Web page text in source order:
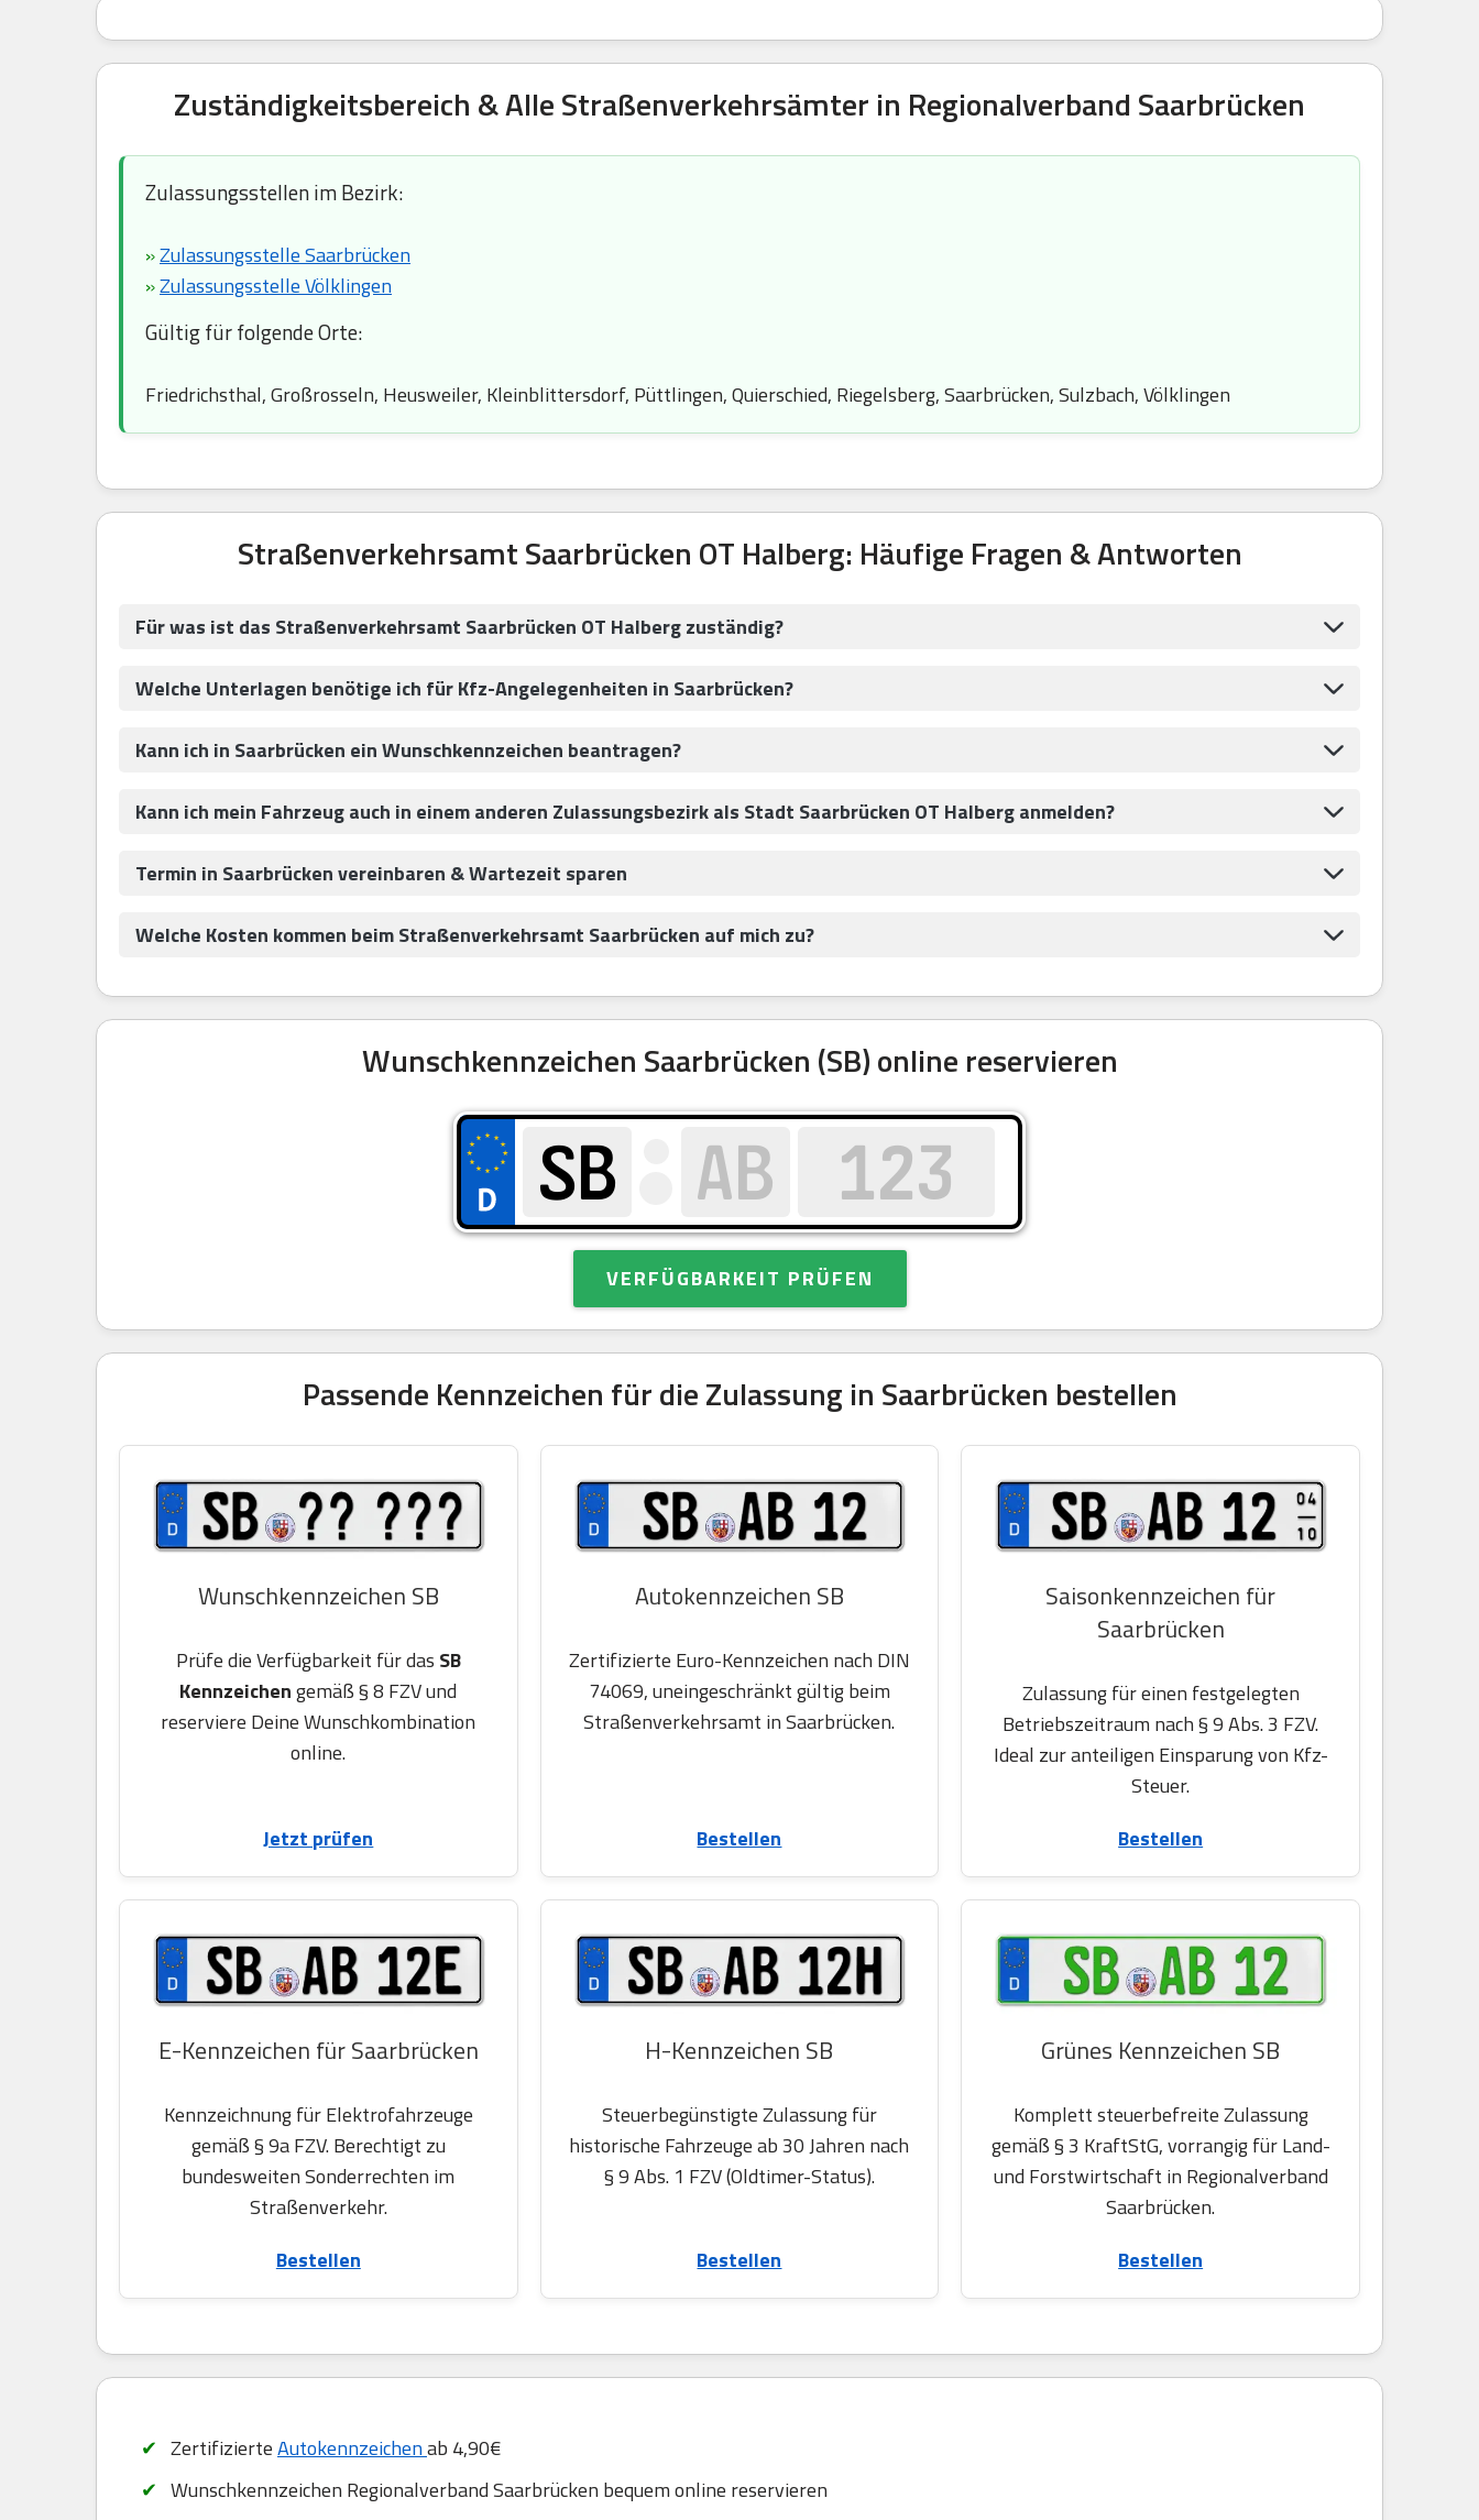
Zuständigkeitsbereich & Alle Straßenverkehrsämter in Regionalverband Saarbrücken
Zulassungsstellen im Bezirk:
»Zulassungsstelle Saarbrücken
»Zulassungsstelle Völklingen
Gültig für folgende Orte:
Friedrichsthal, Großrosseln, Heusweiler, Kleinblittersdorf, Püttlingen, Quierschied, Riegelsberg, Saarbrücken, Sulzbach, Völklingen
Straßenverkehrsamt Saarbrücken OT Halberg: Häufige Fragen & Antworten
Für was ist das Straßenverkehrsamt Saarbrücken OT Halberg zuständig?
Welche Unterlagen benötige ich für Kfz-Angelegenheiten in Saarbrücken?
Kann ich in Saarbrücken ein Wunschkennzeichen beantragen?
Kann ich mein Fahrzeug auch in einem anderen Zulassungsbezirk als Stadt Saarbrücken OT Halberg anmelden?
Termin in Saarbrücken vereinbaren & Wartezeit sparen
Welche Kosten kommen beim Straßenverkehrsamt Saarbrücken auf mich zu?
Wunschkennzeichen Saarbrücken (SB) online reservieren
VERFÜGBARKEIT PRÜFEN
Passende Kennzeichen für die Zulassung in Saarbrücken bestellen
Wunschkennzeichen SB
Prüfe die Verfügbarkeit für das SB
Kennzeichengemäß § 8 FZV und
reserviere Deine Wunschkombination
online.
Jetzt prüfen
Autokennzeichen SB
Zertifizierte Euro-Kennzeichen nach DIN
74069, uneingeschränkt gültig beim
Straßenverkehrsamt in Saarbrücken.
Bestellen
Saisonkennzeichen für
Saarbrücken
Zulassung für einen festgelegten
Betriebszeitraum nach § 9 Abs. 3 FZV.
Ideal zur anteiligen Einsparung von Kfz-
Steuer.
Bestellen
E-Kennzeichen für Saarbrücken
Kennzeichnung für Elektrofahrzeuge
gemäß § 9a FZV. Berechtigt zu
bundesweiten Sonderrechten im
Straßenverkehr.
Bestellen
H-Kennzeichen SB
Steuerbegünstigte Zulassung für
historische Fahrzeuge ab 30 Jahren nach
§ 9 Abs. 1 FZV (Oldtimer-Status).
Bestellen
Grünes Kennzeichen SB
Komplett steuerbefreite Zulassung
gemäß § 3 KraftStG, vorrangig für Land-
und Forstwirtschaft in Regionalverband
Saarbrücken.
Bestellen
ZertifizierteAutokennzeichenab 4,90€
Wunschkennzeichen Regionalverband Saarbrücken bequem online reservieren